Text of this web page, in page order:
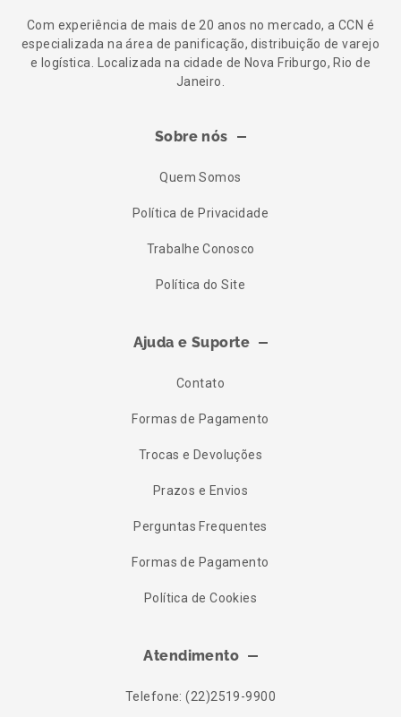
Com experiência de mais de 20 anos no mercado, a CCN é
especializada na área de panificação, distribuição de varejo
e logística. Localizada na cidade de Nova Friburgo, Rio de
Janeiro.
Sobre nós
Quem Somos
Política de Privacidade
Trabalhe Conosco
Política do Site
Ajuda e Suporte
Contato
Formas de Pagamento
Trocas e Devoluções
Prazos e Envios
Perguntas Frequentes
Formas de Pagamento
Política de Cookies
Atendimento
Telefone: (22)2519-9900